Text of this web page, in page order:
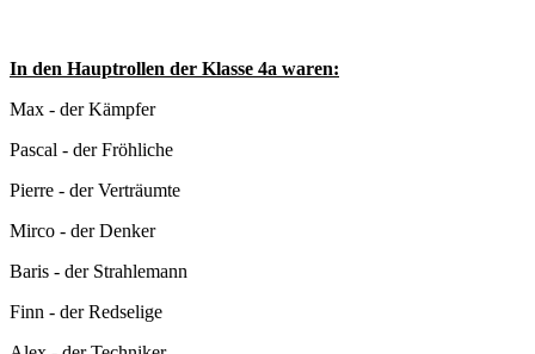
In den Hauptrollen der Klasse 4a waren:
Max - der Kämpfer
Pascal - der Fröhliche
Pierre - der Verträumte
Mirco - der Denker
Baris - der Strahlemann
Finn - der Redselige